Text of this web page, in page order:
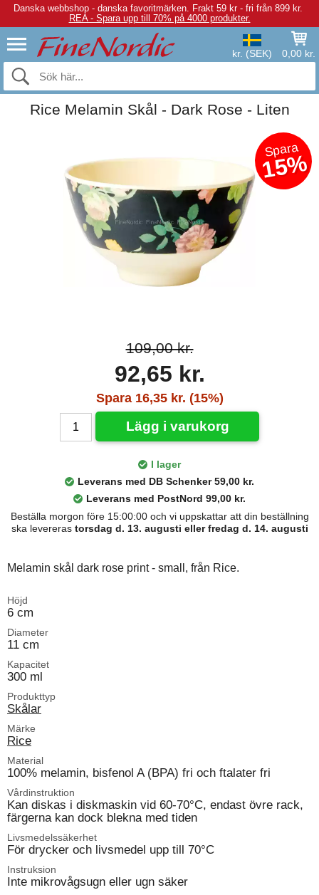
Danska webbshop - danska favoritmärken. Frakt 59 kr - fri från 899 kr.
REA - Spara upp till 70% på 4000 produkter.
kr. (SEK) 0,00 kr.
Rice Melamin Skål - Dark Rose - Liten
Spara
15%
109,00 kr.
92,65 kr.
Spara 16,35 kr. (15%)
Lägg i varukorg
I lager
Leverans med DB Schenker 59,00 kr.
Leverans med PostNord 99,00 kr.
Beställa morgon före 15:00:00 och vi uppskattar att din beställning
ska levereras torsdag d. 13. augusti eller fredag d. 14. augusti
Melamin skål dark rose print - small, från Rice.
Höjd
6 cm
Diameter
11 cm
Kapacitet
300 ml
Produkttyp
Skålar
Märke
Rice
Material
100% melamin, bisfenol A (BPA) fri och ftalater fri
Vårdinstruktion
Kan diskas i diskmaskin vid 60-70°C, endast övre rack,
färgerna kan dock blekna med tiden
Livsmedelssäkerhet
För drycker och livsmedel upp till 70°C
Instruksion
Inte mikrovågsugn eller ugn säker